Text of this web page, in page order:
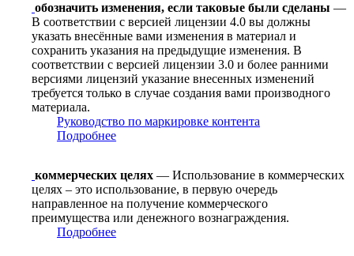
обозначить изменения, если таковые были сделаны —
В соответствии с версией лицензии 4.0 вы должны
указать внесённые вами изменения в материал и
сохранить указания на предыдущие изменения. В
соответствии с версией лицензии 3.0 и более ранними
версиями лицензий указание внесенных изменений
требуется только в случае создания вами производного
материала.
Руководство по маркировке контента
Подробнее
коммерческих целях — Использование в коммерческих
целях – это использование, в первую очередь
направленное на получение коммерческого
преимущества или денежного вознаграждения.
Подробнее